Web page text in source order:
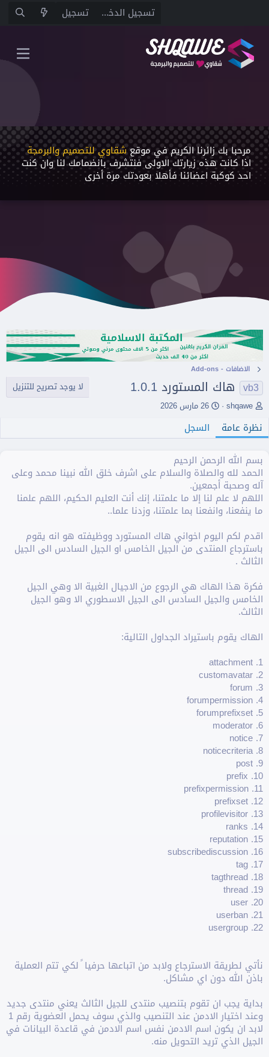
تسجيل الدخول تسجيل
مرحبا بك زائرنا الكريم في موقعشقاوي للتصميم والبرمجة
اذا كانت هذه زيارتك اﻻولى فنتشرف بانضمامك لنا وان كنت
احد كوكبة اعضائنا فأهلا بعودتك مرة أخرى
اﻻضافات - Add-ons
vb3 هاك المستورد1.0.1
لا يوجد تصريح للتنزيل
ا
ك
ا
ب
shqawe ت
ر
ي
ا
ل
إ
ن
ش
ا
26 مارس 2026
نظرة عامة
السجل
بسم الله الرحمن الرحيم
الحمد لله والصلاة والسلام على اشرف خلق الله نبينا محمد وعلى
آله وصحبة أجمعين.
اللهم لا علم لنا إلا ما علمتنا، إنك أنت العليم الحكيم، اللهم علمنا
ما ينفعنا، وانفعنا بما علمتنا، وزدنا علما..
اقدم لكم اليوم اخواني هاك المستورد ووظيفته هو انه يقوم
باسترجاع المنتدى من الجيل الخامس او الجيل السادس الى الجيل
الثالث .
فكرة هذا الهاك هي الرجوع من اﻻجيال الغبية اﻻ وهي الجيل
الخامس والجيل السادس الى الجيل اﻻسطوري اﻻ وهو الجيل
الثالث.
الهاك يقوم باستيراد الجداول التالية:
1. attachment
2. customavatar
3. forum
4. forumpermission
5. forumprefixset
6. moderator
7. notice
8. noticecriteria
9. post
10. prefix
11. prefixpermission
12. prefixset
13. profilevisitor
14. ranks
15. reputation
16. subscribediscussion
17. tag
18. tagthread
19. thread
20. user
21. userban
22. usergroup
نأتي لطريقة اﻻسترجاع ولابد من اتباعها حرفيا ً لكي تتم العملية
باذن الله دون اي مشاكل.
بداية يجب ان تقوم بتنصيب منتدى للجيل الثالث يعني منتدى جديد
وعند اختيار اﻻدمن عند التنصيب والذي سوف يحمل العضوية رقم 1
ﻻبد ان يكون اسم اﻻدمن نفس اسم اﻻدمن في قاعدة البيانات في
الجيل الذي تريد التحويل منه.